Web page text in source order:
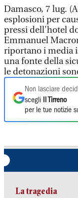
Damasco, 7 lug.
esplosioni per
pressi dell'hotel
Emmanuel
riportano i media
una fonte della
le detonazioni
Non lasciare
scegli
Il Tirreno
per le tue notizie
La tragedia